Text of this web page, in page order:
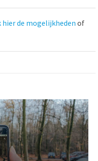
hier de mogelijkheden of